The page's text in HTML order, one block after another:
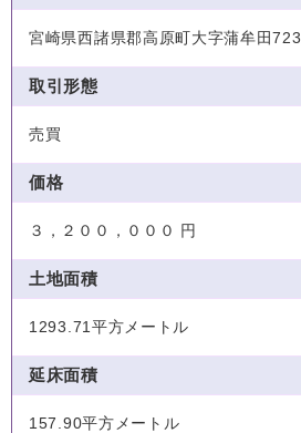
宮崎県西諸県郡高原町大字蒲牟田723
取引形態
売買
価格
３，２００，０００ 円
土地面積
1293.71平方メートル
延床面積
157.90平方メートル